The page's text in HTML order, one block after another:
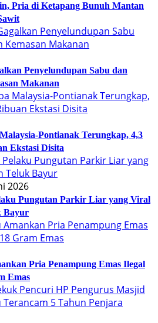
Pria di Ketapang Bunuh Mantan
Penyelundupan Sabu dan
Makanan
Pontianak Terungkap, 4,3
Ekstasi Disita
2026
Pungutan Parkir Liar yang Viral
Bayur
Pria Penampung Emas Ilegal
Emas